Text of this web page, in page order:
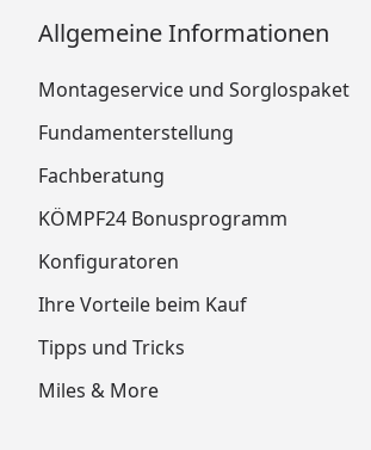
Allgemeine Informationen
Montageservice und Sorglospaket
Fundamenterstellung
Fachberatung
KÖMPF24 Bonusprogramm
Konfiguratoren
Ihre Vorteile beim Kauf
Tipps und Tricks
Miles & More